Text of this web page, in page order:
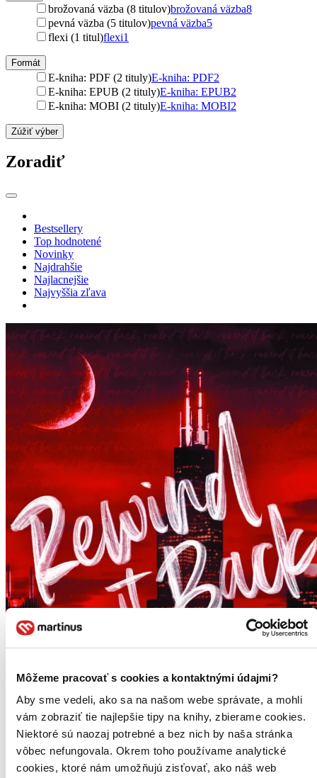
Môžeme pracovať s cookies a kontaktnými údajmi?
Aby sme vedeli, ako sa na našom webe správate, a mohli
vám zobraziť tie najlepšie tipy na knihy, zbierame cookies.
Niektoré sú naozaj potrebné a bez nich by naša stránka
vôbec nefungovala. Okrem toho používame analytické
cookies, ktoré nám umožňujú zisťovať, ako náš web
brožovaná väzba (8 titulov)brožovaná väzba8
pevná väzba (5 titulov)pevná väzba5
flexi (1 titul)flexi1
Formát
E-kniha: PDF (2 tituly)E-kniha: PDF2
E-kniha: EPUB (2 tituly)E-kniha: EPUB2
E-kniha: MOBI (2 tituly)E-kniha: MOBI2
Zúžiť výber
Zoradiť
Bestsellery
Top hodnotené
Novinky
Najdrahšie
Najlacnejšie
Najvyššia zľava